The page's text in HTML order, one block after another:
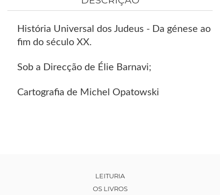
História Universal dos Judeus - Da génese ao
fim do século XX.
Sob a Direcção de Élie Barnavi;
Cartografia de Michel Opatowski
LEITURIA
OS LIVROS